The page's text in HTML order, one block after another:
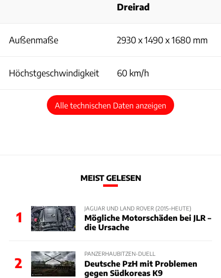
Dreirad
Außenmaße 2930 x 1490 x 1680 mm
Höchstgeschwindigkeit 60 km/h
Alle technischen Daten anzeigen
MEIST GELESEN
1
JAGUAR UND LAND ROVER (2015–HEUTE)
Mögliche Motorschäden bei JLR –
die Ursache
2
PANZERHAUBITZEN-DUELL
Deutsche PzH mit Problemen
gegen Südkoreas K9